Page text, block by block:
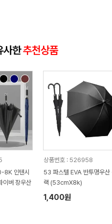
사한추천상품
8K 인텐시
이버 장우산
상품번호 : 526958
53 파스텔 EVA 반투명우산
랙 (53cmX8k)
1,400원